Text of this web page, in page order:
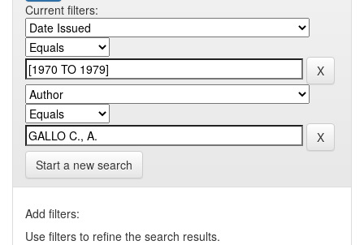
Current filters:
Start a new search
Add filters:
Use filters to refine the search results.